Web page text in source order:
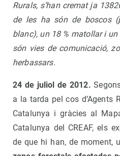
Rurals, s’han cremat ja
de les ha són de boscos
blanc), un 18 % matollar i
són vies de comunicació,
herbassars.
24 de juliol de 2012.
a la tarda pel cos d’Agents
Catalunya i gràcies al
Catalunya del CREAF, els
de que hi han, de moment,